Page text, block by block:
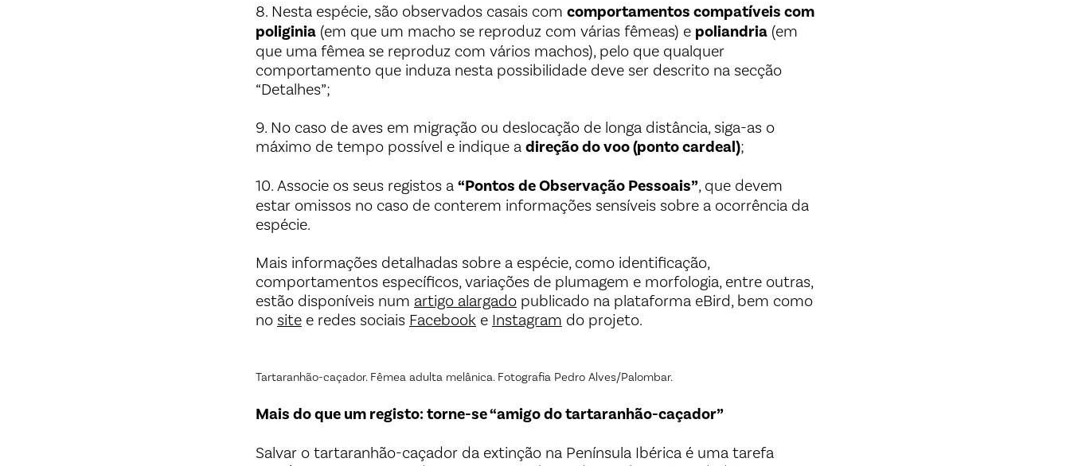
8. Nesta espécie, são observados casais com comportamentos compatíveis com
poliginia(em que um macho se reproduz com várias fêmeas) e poliandria(em
que uma fêmea se reproduz com vários machos), pelo que qualquer
comportamento que induza nesta possibilidade deve ser descrito na secção
“Detalhes”;
9. No caso de aves em migração ou deslocação de longa distância, siga-as o
máximo de tempo possível e indique a direção do voo (ponto cardeal);
10. Associe os seus registos a “Pontos de Observação Pessoais”, que devem
estar omissos no caso de conterem informações sensíveis sobre a ocorrência da
espécie.
Mais informações detalhadas sobre a espécie, como identificação,
comportamentos específicos, variações de plumagem e morfologia, entre outras,
estão disponíveis num artigo alargadopublicado na plataforma eBird, bem como
no sitee redes sociais Facebooke Instagram do projeto.
Tartaranhão-caçador. Fêmea adulta melânica. Fotografia Pedro Alves/Palombar.
Mais do que um registo: torne-se “amigo do tartaranhão-caçador”
Salvar o tartaranhão-caçador da extinção na Península Ibérica é uma tarefa